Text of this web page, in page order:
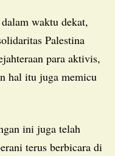
Palestina
para aktivis,
hal itu juga memicu
terus berbicara di